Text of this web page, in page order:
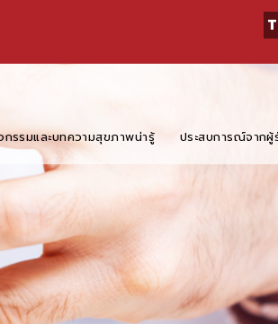
กรรมและบทความสุขภาพน่ารู้ ประสบการณ์จากผู้